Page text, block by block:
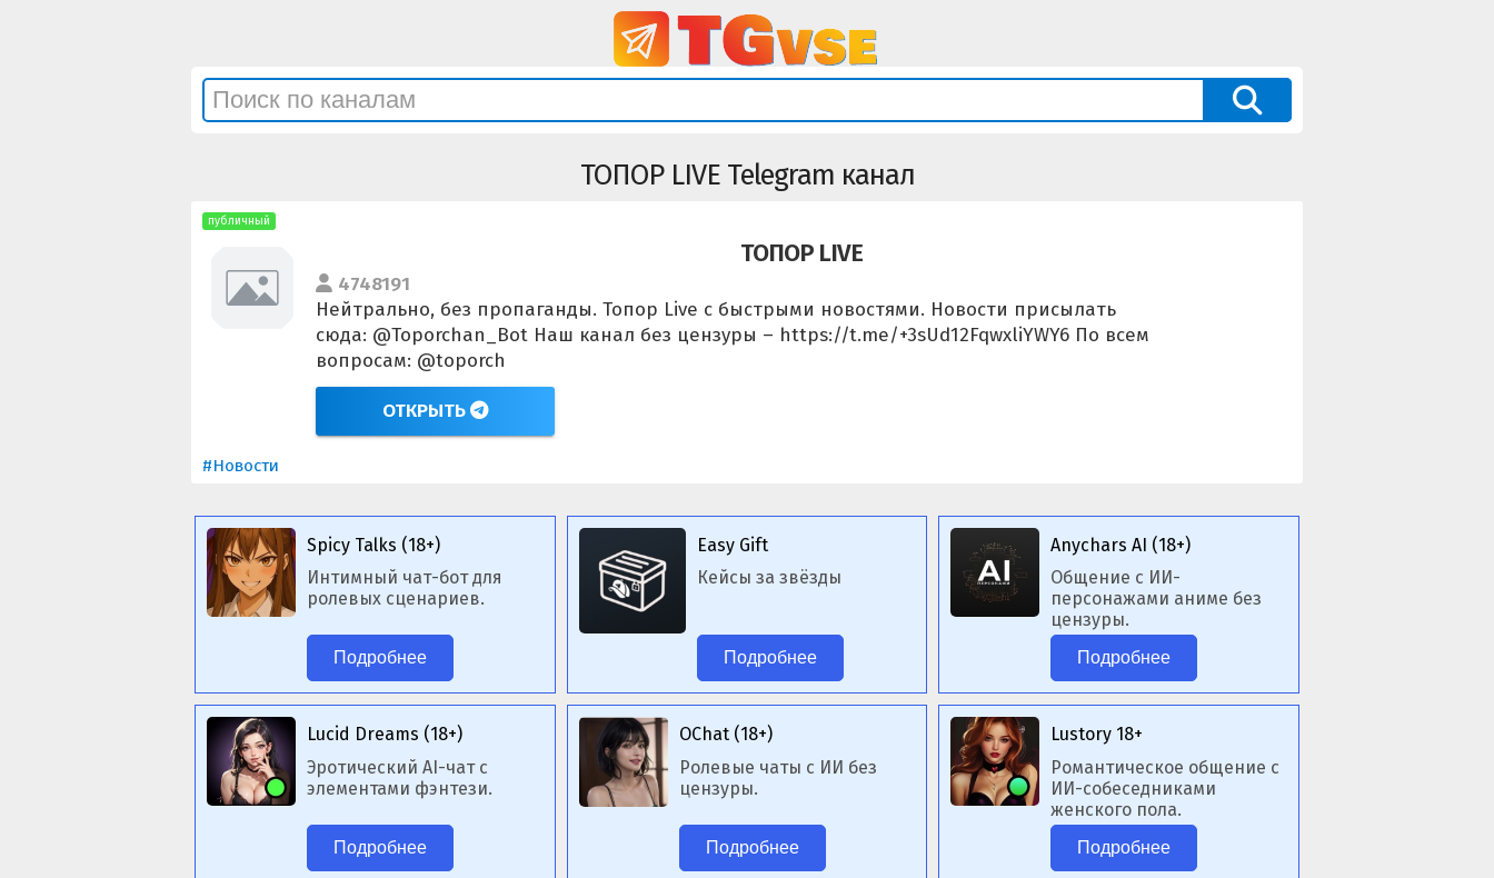
ТОПОР LIVE Telegram канал
публичный
ТОПОР LIVE
4748191
Нейтрально, без пропаганды. Топор Live с быстрыми новостями. Новости присылать
сюда: @Toporchan_Bot Наш канал без цензуры – https://t.me/+3sUd12FqwxliYWY6 По всем
вопросам: @toporch
ОТКРЫТЬ
#Новости
Spicy Talks (18+)
Интимный чат-бот для
ролевых сценариев.
Подробнее
Easy Gift
Кейсы за звёзды
Подробнее
Anychars AI (18+)
Общение с ИИ-
персонажами аниме без
цензуры.
Подробнее
Lucid Dreams (18+)
Эротический AI-чат с
элементами фэнтези.
Подробнее
OChat (18+)
Ролевые чаты с ИИ без
цензуры.
Подробнее
Lustory 18+
Романтическое общение с
ИИ-собеседниками
женского пола.
Подробнее